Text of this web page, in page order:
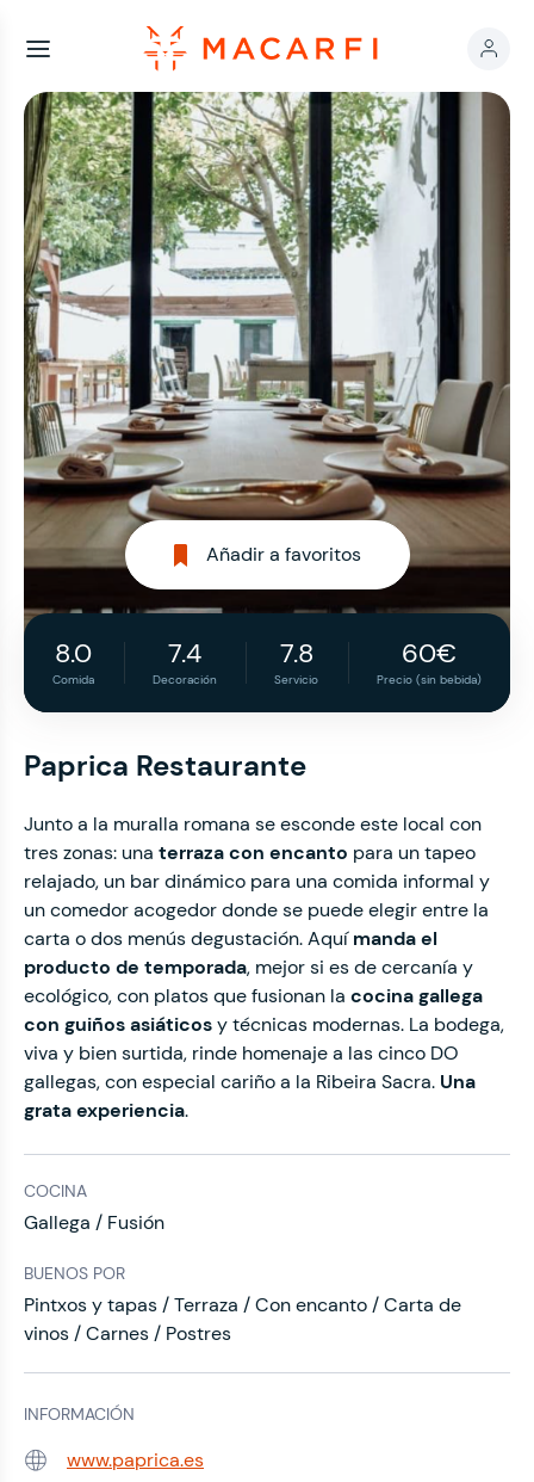
Añadir a favoritos
8.0
Comida
7.4
Decoración
7.8
Servicio
60€
Precio (sin bebida)
Paprica Restaurante
Junto a la muralla romana se esconde este local con
tres zonas: una terraza con encanto para un tapeo
relajado, un bar dinámico para una comida informal y
un comedor acogedor donde se puede elegir entre la
carta o dos menús degustación. Aquímanda el
producto de temporada, mejor si es de cercanía y
ecológico, con platos que fusionan la cocina gallega
con guiños asiáticosy técnicas modernas. La bodega,
viva y bien surtida, rinde homenaje a las cinco DO
gallegas, con especial cariño a la Ribeira Sacra. Una
grata experiencia.
COCINA
Gallega / Fusión
BUENOS POR
Pintxos y tapas / Terraza / Con encanto / Carta de
vinos / Carnes / Postres
INFORMACIÓN
Web: www.paprica.es